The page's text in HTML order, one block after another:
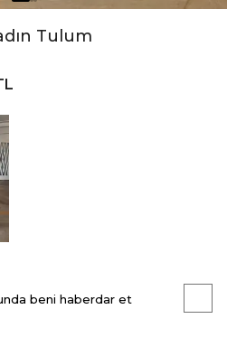
Tulum
beni haberdar et